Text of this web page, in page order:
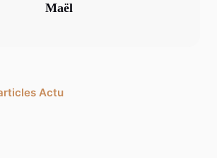
Maël
Actu